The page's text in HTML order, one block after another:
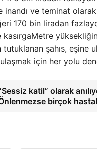
inandı ve teminat
170 bin liradan
Metre
için her yolu
katil” olarak
birçok